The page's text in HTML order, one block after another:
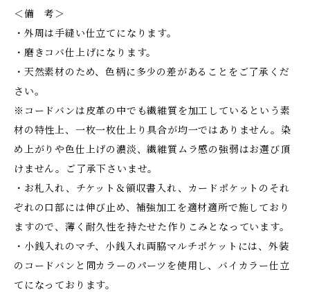
＜備 考＞
・外周は手縫い仕立てになります。
・磨きコバ仕上げになります。
・天然素材のため、色柄に多少の差があることをご了承くだ
さい。
※コードバンは皮革の中でも繊維質を加工しているという素
材の特性上、一枚一枚仕上り具合が均一ではありません。染
め上がりや色仕上げの濃淡、繊維質ムラ感の強弱はお選び頂
けません。ご了承下さいませ。
・お札入れ、チケット＆領収書入れ、カードポケットのそれ
ぞれの口部には伸び止め、補強加工を適材適所で施しており
ますので、薄く耐久性を持たせた作りこみとなっています。
・小銭入れのマチ、小銭入れ両脇マルチポケットには、外装
のコードバンと同カラーのパーツを使用し、バイカラー仕立
てになっております。